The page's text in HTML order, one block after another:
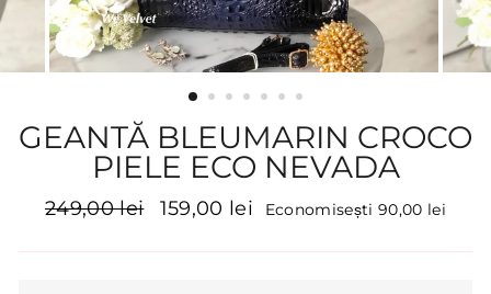
GEANTĂ BLEUMARIN CROCO
PIELE ECO NEVADA
Preț
249,00 lei
Preț
159,00 lei Economisești 90,00 lei